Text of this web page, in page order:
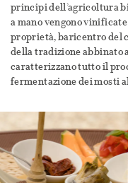
principi dell’agricoltura
a mano vengono
proprietà, baricentro del
della tradizione abbinato
caratterizzano tutto il
fermentazione dei mosti